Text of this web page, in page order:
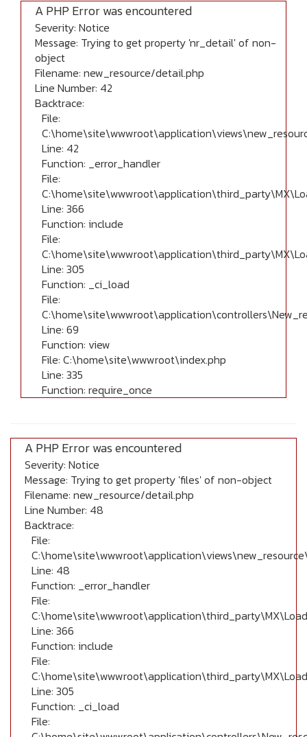
A PHP Error was encountered
Severity: Notice
Message: Trying to get property 'nr_detail' of non-
object
Filename: new_resource/detail.php
Line Number: 42
Backtrace:
File:
Line: 42
Function: _error_handler
File:
Line: 366
Function: include
File:
Line: 305
Function: _ci_load
File:
Line: 69
Function: view
File: C:\home\site\wwwroot\index.php
Line: 335
Function: require_once
A PHP Error was encountered
Severity: Notice
Message: Trying to get property 'files' of non-object
Filename: new_resource/detail.php
Line Number: 48
Backtrace:
File:
Line: 48
Function: _error_handler
File:
Line: 366
Function: include
File:
Line: 305
Function: _ci_load
File: